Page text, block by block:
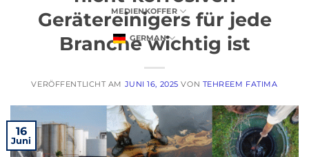
MEDIENKOFFER
GERMAN
Gerätereinigers für jede
Branche wichtig ist
VERÖFFENTLICHT AM JUNI 16, 2025 VON TEHREEM FATIMA
16
Juni